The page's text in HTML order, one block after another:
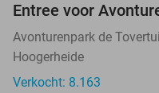
Entree voor
Avonturenpark de
Hoogerheide
Verkocht: 8.163